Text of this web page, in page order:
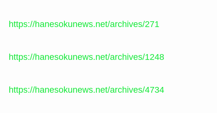
https://hanesokunews.net/archives/271
https://hanesokunews.net/archives/1248
https://hanesokunews.net/archives/4734